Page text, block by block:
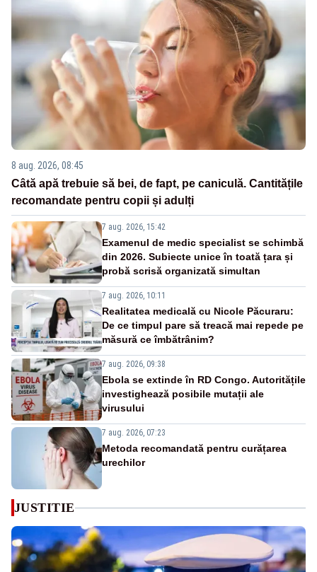
8 aug. 2026, 08:45
Câtă apă trebuie să bei, de fapt, pe caniculă. Cantitățile
recomandate pentru copii și adulți
7 aug. 2026, 15:42
Examenul de medic specialist se schimbă
din 2026. Subiecte unice în toată țara și
probă scrisă organizată simultan
7 aug. 2026, 10:11
Realitatea medicală cu Nicole Păcuraru:
De ce timpul pare să treacă mai repede pe
măsură ce îmbătrânim?
7 aug. 2026, 09:38
Ebola se extinde în RD Congo. Autoritățile
investighează posibile mutații ale
virusului
7 aug. 2026, 07:23
Metoda recomandată pentru curățarea
urechilor
JUSTITIE